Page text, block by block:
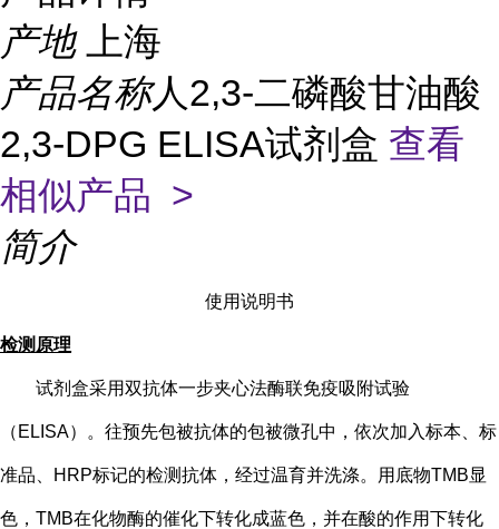
产地
上海
产品名称人2,3-二磷酸甘油酸
2,3-DPG ELISA试剂盒 查看
相似产品 >
简介
使用说明书
检测原理
试剂盒采用双抗体一步夹心法酶联免疫吸附试验
（ ELISA）。往预先包被抗体的包被微孔中，依次加入标本、标
准品、HRP标记的检测抗体，经过温育并洗涤。用底物TMB显
色，TMB在化物酶的催化下转化成蓝色，并在酸的作用下转化